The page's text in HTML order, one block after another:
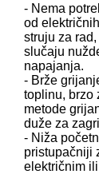
- Nema
od
struju za
slučaju
napajanja.
- Brže
toplinu, brzo
metode
duže za
- Niža
pristupačniji
električnim